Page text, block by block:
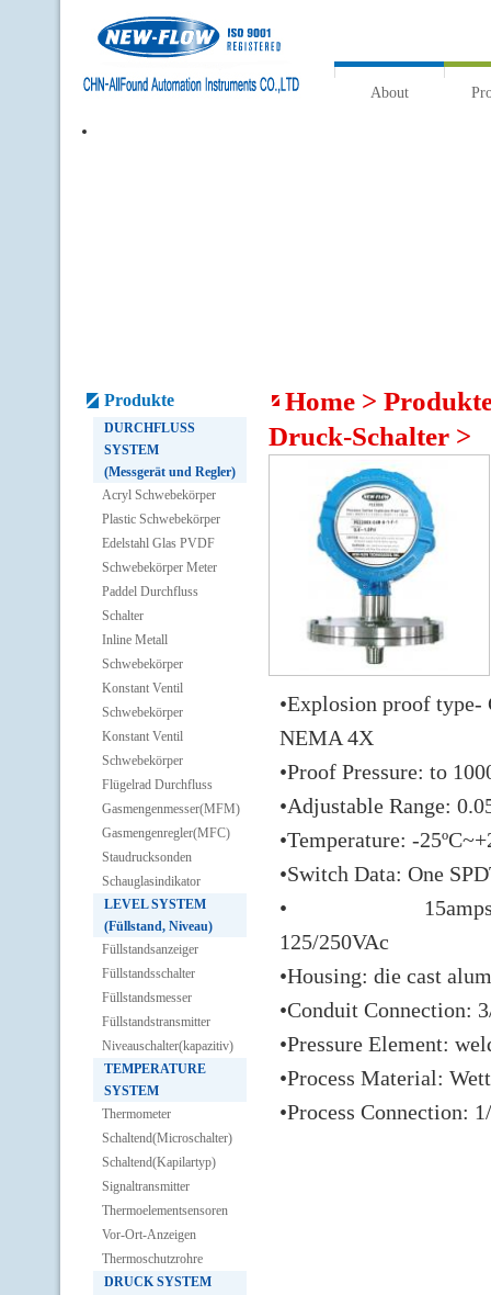
About
Produkte
DURCHFLUSS
SYSTEM
(Messgerät und Regler)
Acryl Schwebekörper
Plastic Schwebekörper
Edelstahl Glas PVDF
Schwebekörper Meter
Paddel Durchfluss
Schalter
Inline Metall
Schwebekörper
Konstant Ventil
Schwebekörper
Konstant Ventil
Schwebekörper
Flügelrad Durchfluss
Gasmengenmesser(MFM)
Gasmengenregler(MFC)
Staudrucksonden
Schauglasindikator
LEVEL SYSTEM
(Füllstand, Niveau)
Füllstandsanzeiger
Füllstandsschalter
Füllstandsmesser
Füllstandstransmitter
Niveauschalter(kapazitiv)
TEMPERATURE
SYSTEM
Thermometer
Schaltend(Microschalter)
Schaltend(Kapilartyp)
Signaltransmitter
Thermoelementsensoren
Vor-Ort-Anzeigen
Thermoschutzrohre
DRUCK SYSTEM
Home >
Druck-Schalter >
•Explosion proof type-
NEMA 4X
•Proof Pressure: to
•Adjustable Range:
•Temperature: -
•Switch Data: One
• 15amps 125/
125/250VAc
•Housing: die cast
•Conduit Connection:
•Pressure Element:
•Process Material:
•Process Connection: